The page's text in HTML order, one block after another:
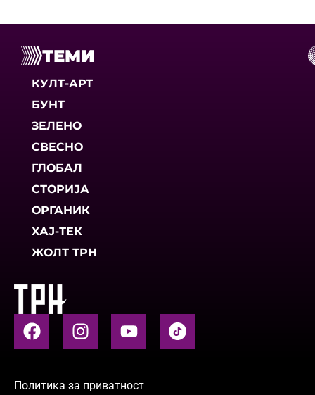
ТЕМИ
КУЛТ-АРТ
БУНТ
ЗЕЛЕНО
СВЕСНО
ГЛОБАЛ
СТОРИЈА
ОРГАНИК
ХАЈ-ТЕК
ЖОЛТ ТРН
Политика за приватност